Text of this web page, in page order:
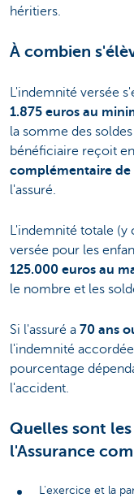
héritiers.
À combien
L'indemnité versée
1.875 euros au
la somme des
bénéficiaire reçoit
complémentaire de
l'assuré.
L'indemnité totale
versée pour les
125.000 euros au
le nombre et les
Si l'assuré a 70 ans
l'indemnité
pourcentage
l'accident.
Quelles sont
l'Assurance
L'exercice et la